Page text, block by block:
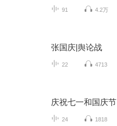
91 4.2万
张国庆|舆论战
22 4713
庆祝七一和国庆节
24 1818